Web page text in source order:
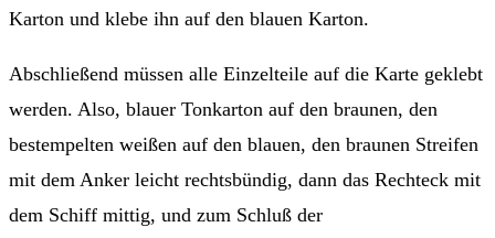
Karton und klebe ihn auf den blauen Karton.
Abschließend müssen alle Einzelteile auf die Karte geklebt
werden. Also, blauer Tonkarton auf den braunen, den
bestempelten weißen auf den blauen, den braunen Streifen
mit dem Anker leicht rechtsbündig, dann das Rechteck mit
dem Schiff mittig, und zum Schluß der